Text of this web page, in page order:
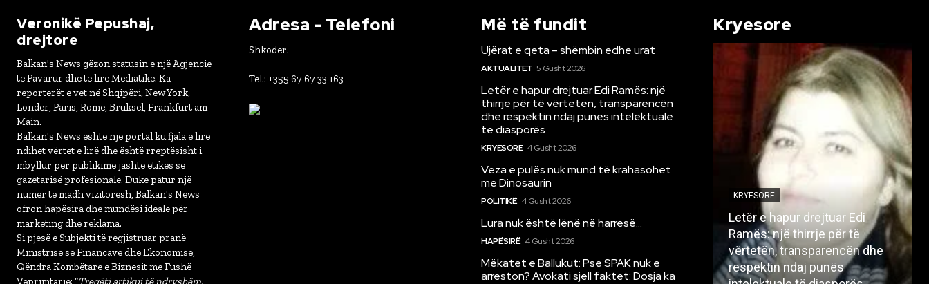
Veronikë Pepushaj,
drejtore
Balkan's News gëzon statusin e një Agjencie
të Pavarur dhe të lirë Mediatike. Ka
reporterët e vet në Shqipëri, New York,
Londër, Paris, Romë, Bruksel, Frankfurt am
Main.
Balkan's News është një portal ku fjala e lirë
ndihet vërtet e lirë dhe është rreptësisht i
mbyllur për publikime jashtë etikës së
gazetarisë profesionale. Duke patur një
numër të madh vizitorësh, Balkan's News
ofron hapësira dhe mundësi ideale për
marketing dhe reklama.
Si pjesë e Subjekti të regjistruar pranë
Ministrisë së Financave dhe Ekonomisë,
Qëndra Kombëtare e Biznesit me Fushë
Veprimtarie: “Tregëti artikuj të ndryshëm,
Adresa - Telefoni
Shkoder.
Tel.: +355 67 67 33 163
Më të fundit
Ujërat e qeta – shëmbin edhe urat
AKTUALITET 5 Gusht 2026
Letër e hapur drejtuar Edi Ramës: një
thirrje për të vërtetën, transparencën
dhe respektin ndaj punës intelektuale
të diasporës
KRYESORE 4 Gusht 2026
Veza e pulës nuk mund të krahasohet
me Dinosaurin
POLITIKË 4 Gusht 2026
Lura nuk është lënë në harresë…
HAPËSIRË 4 Gusht 2026
Mëkatet e Ballukut: Pse SPAK nuk e
arreston? Avokati sjell faktet: Dosja ka
Kryesore
KRYESORE
Letër e hapur drejtuar Edi
Ramës: një thirrje për të
vërtetën, transparencën dhe
respektin ndaj punës